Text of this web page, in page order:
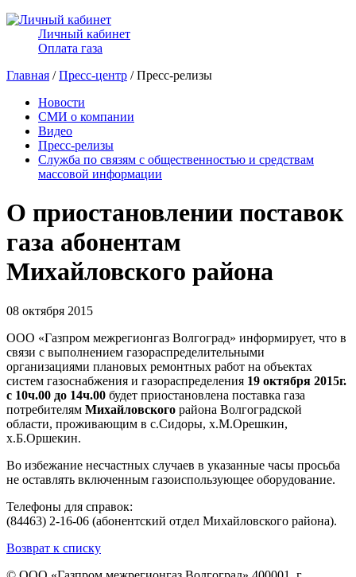
Личный кабинет
Оплата газа
Главная /Пресс-центр / Пресс-релизы
Новости
СМИ о компании
Видео
Пресс-релизы
Служба по связям с общественностью и средствам
массовой информации
О приостановлении поставок
газа абонентам
Михайловского района
08 октября 2015
ООО «Газпром межрегионгаз Волгоград» информирует, что в
связи с выполнением газораспределительными
организациями плановых ремонтных работ на объектах
систем газоснабжения и газораспределения 19 октября 2015г.
с 10ч.00 до 14ч.00 будет приостановлена поставка газа
потребителям Михайловского района Волгоградской
области, проживающим в с.Сидоры, х.М.Орешкин,
х.Б.Оршекин.
Во избежание несчастных случаев в указанные часы просьба
не оставлять включенным газоиспользующее оборудование.
Телефоны для справок:
(84463) 2-16-06 (абонентский отдел Михайловского района).
Возврат к списку